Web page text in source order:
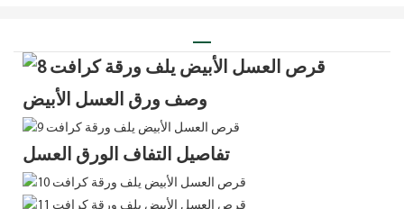
وصف ورق العسل الأبيض
تفاصيل التفاف الورق العسل